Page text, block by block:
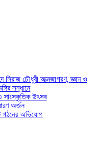
সিরাজ চৌধুরী আত্মজাগরণ, জ্ঞান ও
সন্ধানে
ও সাংস্কৃতিক উৎসব
অর্জন
গঠনের অভিযোগ